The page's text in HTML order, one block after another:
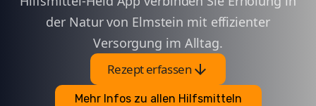
der Natur von Elmstein mit effizienter
Versorgung im Alltag.
Rezept erfassenarrow_downward
Mehr Infos zu allen Hilfsmitteln